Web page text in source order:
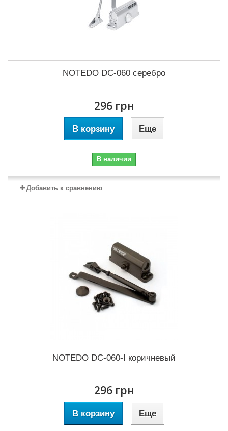
NOTEDO DC-060 серебро
296 грн
В корзину Еще
В наличии
Добавить к сравнению
NOTEDO DC-060-I коричневый
296 грн
В корзину Еще